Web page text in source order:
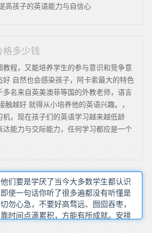
高孩子的英语能力与自信心
格多少钱
教程，又能培养学生的参与意识和竞争意
好 自然也会感染孩子，阿卡索最大的特色
多名来自英美澳菲等国的外教老师，语言
触越好 就得从小培养他的英语兴趣。，
机，现在孩子们的英语学习越来越低龄
达能力与交际能力，任何学习都应是一个
们要是学厌了当今大多数学生都认识
使一句话你听了很多遍都没有听懂是
勿心急，不要好高骛远、囫囵吞枣，
时间点滴累积，方能有所成就。安排